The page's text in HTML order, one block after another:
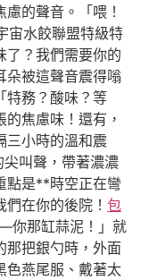
的聲音。「喂！
宙水餃聯盟特級特
了？我們需要你的
朵被這聲音震得嗡
特務？酸味？等
焦慮味！還有，
三小時的溫和震
叫聲，帶著濃濃
點是**時空正在彎
在你的後院！ 包
你那缸蒜泥！」就
那把銀勺時，外面
色燕尾服、戴著太